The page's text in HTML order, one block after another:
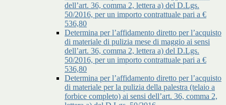
dell’art. 36, comma 2, lettera a) del D.Lgs.
50/2016, per un importo contrattuale pari a €
536,80
Determina per l’affidamento diretto per l’acquisto
di materiale di pulizia mese di maggio ai sensi
dell’art. 36, comma 2, lettera a) del D.Lgs.
50/2016, per un importo contrattuale pari a €
536,80
Determina per l’affidamento diretto per l’acquisto
di materiale per la pulizia della palestra (telaio a
forbice completo) ai sensi dell’art. 36, comma 2,